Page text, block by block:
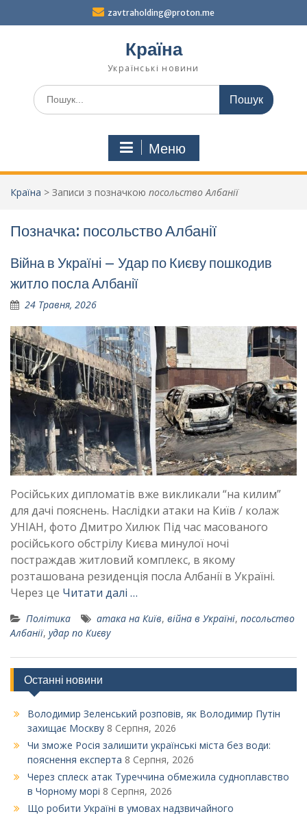
zavtraholding@proton.me
Країна
Українські новини
Шукати:
Меню
Країна > Записи з позначкою посольство Албанії
Позначка: посольство Албанії
Війна в Україні – Удар по Києву пошкодив
житло посла Албанії
24 Травня, 2026
Російських дипломатів вже викликали “на килим”
для дачі пояснень. Наслідки атаки на Київ / колаж
УНІАН, фото Дмитро Хилюк Під час масованого
російського обстрілу Києва минулої ночі
постраждав житловий комплекс, в якому
розташована резиденція посла Албанії в Україні.
Через це Читати далі …
Політика атака на Київ, війна в Україні, посольство
Албанії, удар по Києву
Останні новини
Володимир Зеленський розповів, як Володимир Путін
захищає Москву 8 Серпня, 2026
Чи зможе Росія залишити українські міста без води:
пояснення експерта 8 Серпня, 2026
Через сплеск атак Туреччина обмежила судноплавство
в Чорному морі 8 Серпня, 2026
Що робити Україні в умовах надзвичайного